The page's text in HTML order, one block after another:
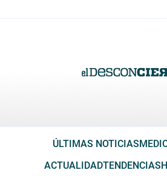
ÚLTIMAS NOTICIAS
ACTUALIDADTENDENCIAS